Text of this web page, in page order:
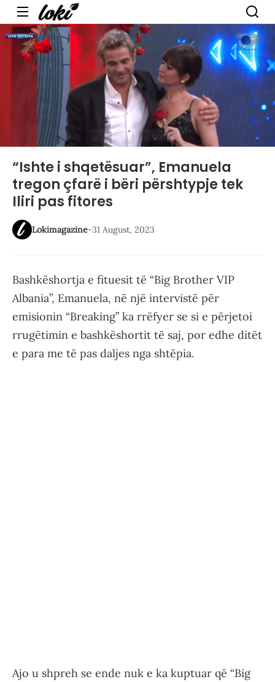
Menu
“Ishte i shqetësuar”, Emanuela
tregon çfarë i bëri përshtypje tek
Iliri pas fitores
Lokimagazine-31 August, 2023
Bashkëshortja e fituesit të “Big Brother VIP
Albania”, Emanuela, në një intervistë për
emisionin “Breaking” ka rrëfyer se si e përjetoi
rrugëtimin e bashkëshortit të saj, por edhe ditët
e para me të pas daljes nga shtëpia.
Ajo u shpreh se ende nuk e ka kuptuar që “Big